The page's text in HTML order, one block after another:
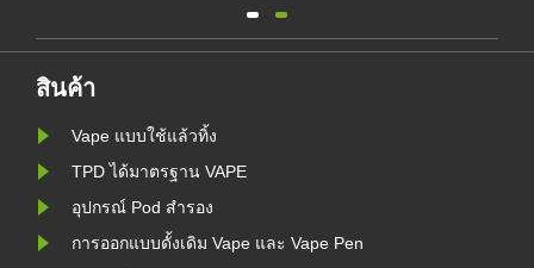
ของบุหรี่อิเล็กทรอนิกส์ตามประเทศ
พื้นที่ที่ห้ามผลิตภัณฑ์สูบไอ
สินค้า
Vape แบบใช้แล้วทิ้ง
TPD ได้มาตรฐาน VAPE
อุปกรณ์ Pod สำรอง
การออกแบบดั้งเดิม Vape และ Vape Pen